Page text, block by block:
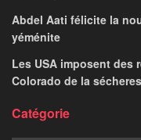
par INGI AMR